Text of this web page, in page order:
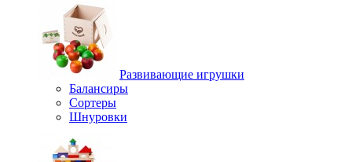
Развивающие игрушки
Балансиры
Сортеры
Шнуровки